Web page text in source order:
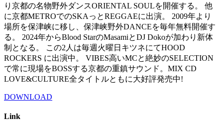
り京都の名物野外ダンスORIENTAL SOULを開催する。 他
に京都METROでのSKAっとREGGAEに出演。 2009年より
場所を保津峡に移し、保津峡野外DANCEを毎年無料開催す
る。 2024年からBlood StarのMasamiとDJ Dokoが加わり新体
制となる。 この2人は毎週火曜日キツネにてHOOD
ROCKERS に出演中。 VIBES高いMCと絶妙のSELECTION
で常に現場をBOSSする京都の重鎮サウンド。MIX CD
LOVE&CULTURE全タイトルともに大好評発売中!
DOWNLOAD
Link